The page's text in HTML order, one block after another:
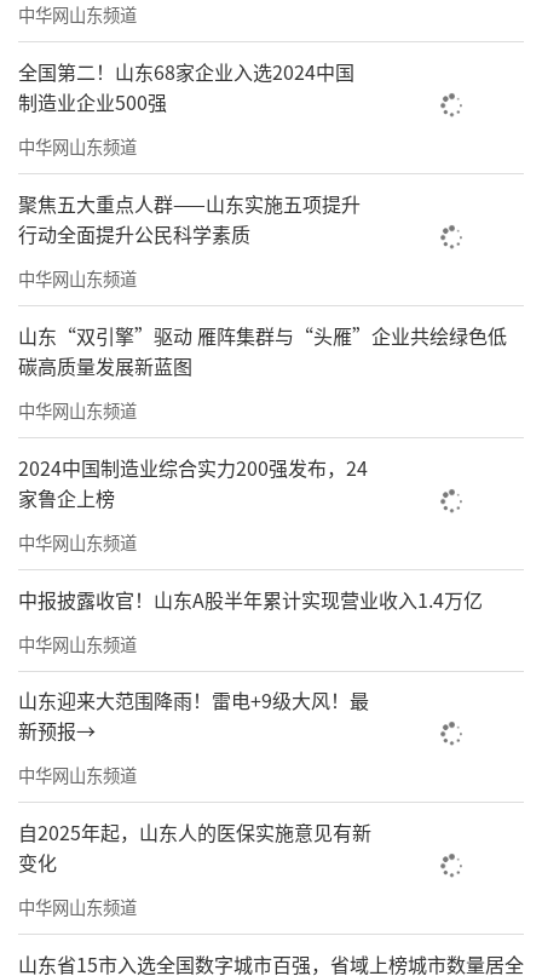
中华网山东频道
全国第二！山东68家企业入选2024中国
制造业企业500强
中华网山东频道
聚焦五大重点人群——山东实施五项提升
行动全面提升公民科学素质
中华网山东频道
山东“双引擎”驱动 雁阵集群与“头雁”企业共绘绿色低
碳高质量发展新蓝图
中华网山东频道
2024中国制造业综合实力200强发布，24
家鲁企上榜
中华网山东频道
中报披露收官！山东A股半年累计实现营业收入1.4万亿
中华网山东频道
山东迎来大范围降雨！雷电+9级大风！最
新预报→
中华网山东频道
自2025年起，山东人的医保实施意见有新
变化
中华网山东频道
山东省15市入选全国数字城市百强，省域上榜城市数量居全